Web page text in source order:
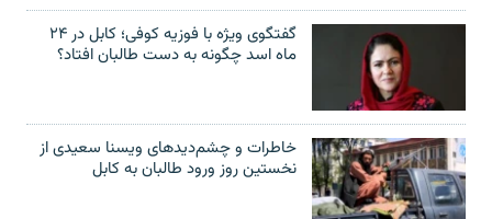
گفتگوی ویژه با فوزیه کوفی؛ کابل در ۲۴
ماه اسد چگونه به دست طالبان افتاد؟
خاطرات و چشم‌دید‌های ویسنا سعیدی از
نخستین روز ورود طالبان به کابل